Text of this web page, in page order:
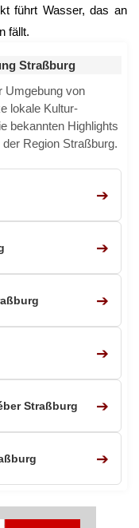
führt Wasser, das an
fällt.
Straßburg
Umgebung von
lokale Kultur-
bekannten Highlights
Region Straßburg.
➔
➔
➔
➔
Straßburg ➔
➔